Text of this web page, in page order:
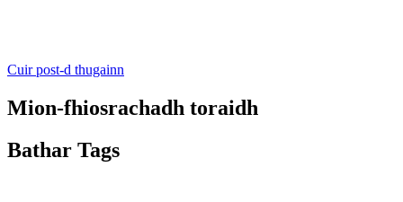
Cuir post-d thugainn
Mion-fhiosrachadh toraidh
Bathar Tags